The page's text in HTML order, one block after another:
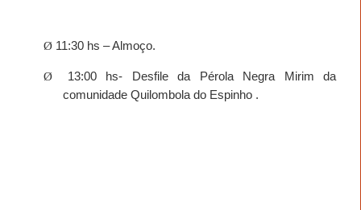
Ø 11:30 hs – Almoço.
Ø
13:00 hs- Desfile da Pérola Negra Mirim da
comunidade Quilombola do Espinho .